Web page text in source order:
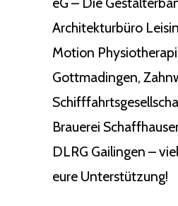
Architekturbüro
Motion
Gottmadingen,
Brauerei
DLRG Gailingen –
eure Unterstützung!